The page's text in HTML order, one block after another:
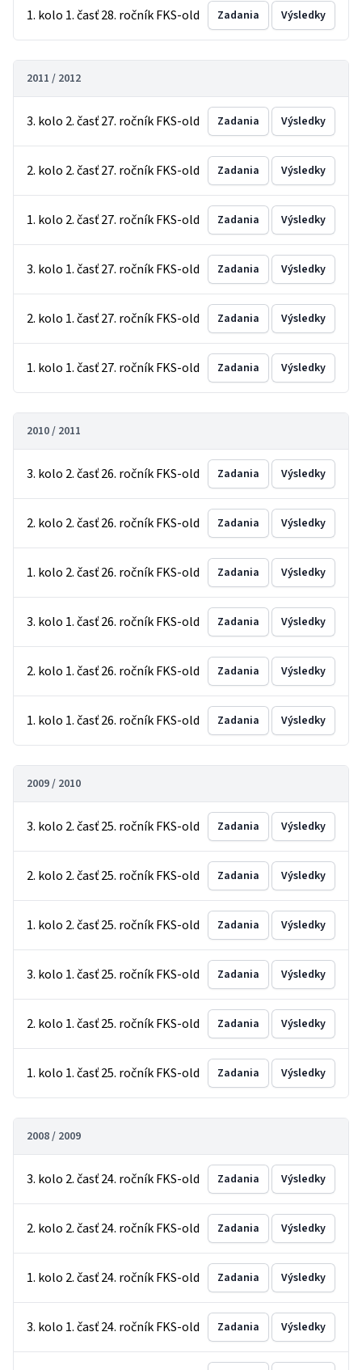
1. kolo 1. časť 28. ročník FKS-old Zadania Výsledky
2011 / 2012
3. kolo 2. časť 27. ročník FKS-old Zadania Výsledky
2. kolo 2. časť 27. ročník FKS-old Zadania Výsledky
1. kolo 2. časť 27. ročník FKS-old Zadania Výsledky
3. kolo 1. časť 27. ročník FKS-old Zadania Výsledky
2. kolo 1. časť 27. ročník FKS-old Zadania Výsledky
1. kolo 1. časť 27. ročník FKS-old Zadania Výsledky
2010 / 2011
3. kolo 2. časť 26. ročník FKS-old Zadania Výsledky
2. kolo 2. časť 26. ročník FKS-old Zadania Výsledky
1. kolo 2. časť 26. ročník FKS-old Zadania Výsledky
3. kolo 1. časť 26. ročník FKS-old Zadania Výsledky
2. kolo 1. časť 26. ročník FKS-old Zadania Výsledky
1. kolo 1. časť 26. ročník FKS-old Zadania Výsledky
2009 / 2010
3. kolo 2. časť 25. ročník FKS-old Zadania Výsledky
2. kolo 2. časť 25. ročník FKS-old Zadania Výsledky
1. kolo 2. časť 25. ročník FKS-old Zadania Výsledky
3. kolo 1. časť 25. ročník FKS-old Zadania Výsledky
2. kolo 1. časť 25. ročník FKS-old Zadania Výsledky
1. kolo 1. časť 25. ročník FKS-old Zadania Výsledky
2008 / 2009
3. kolo 2. časť 24. ročník FKS-old Zadania Výsledky
2. kolo 2. časť 24. ročník FKS-old Zadania Výsledky
1. kolo 2. časť 24. ročník FKS-old Zadania Výsledky
3. kolo 1. časť 24. ročník FKS-old Zadania Výsledky